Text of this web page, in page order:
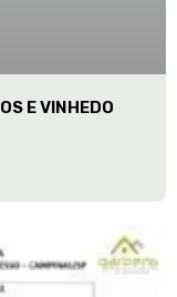
E VINHEDO